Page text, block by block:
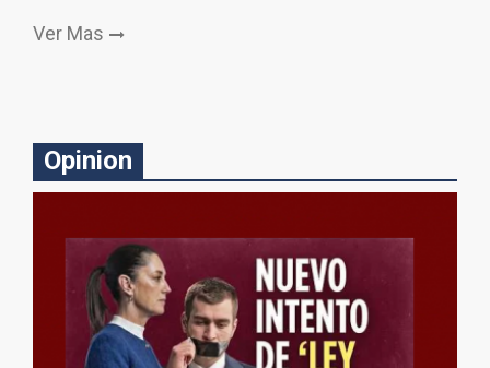
Ver Mas
Opinion